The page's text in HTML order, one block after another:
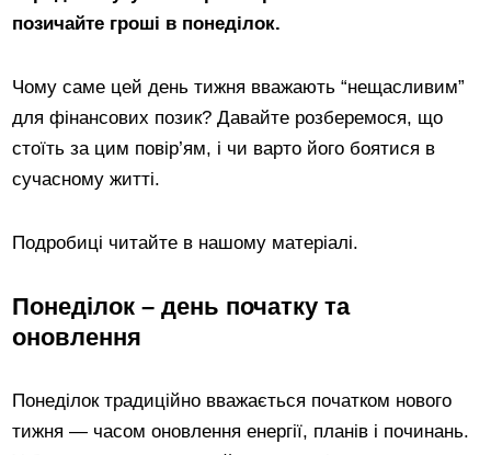
позичайте гроші в понеділок.
Чому саме цей день тижня вважають “нещасливим”
для фінансових позик? Давайте розберемося, що
стоїть за цим повір’ям, і чи варто його боятися в
сучасному житті.
Подробиці читайте в нашому матеріалі.
Понеділок – день початку та
оновлення
Понеділок традиційно вважається початком нового
тижня — часом оновлення енергії, планів і починань.